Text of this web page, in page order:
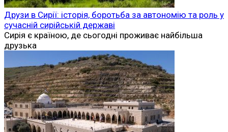
Друзи в Сирії: історія, боротьба за автономію та роль у
сучасній сирійській державі
Сирія є країною, де сьогодні проживає найбільша
друзька